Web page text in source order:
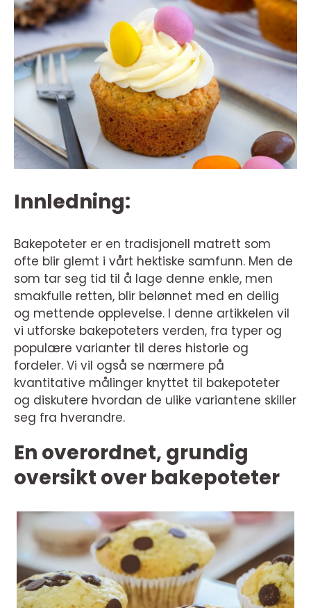
Innledning:
Bakepoteter er en tradisjonell matrett som
ofte blir glemt i vårt hektiske samfunn. Men de
som tar seg tid til å lage denne enkle, men
smakfulle retten, blir belønnet med en deilig
og mettende opplevelse. I denne artikkelen vil
vi utforske bakepoteters verden, fra typer og
populære varianter til deres historie og
fordeler. Vi vil også se nærmere på
kvantitative målinger knyttet til bakepoteter
og diskutere hvordan de ulike variantene skiller
seg fra hverandre.
En overordnet, grundig
oversikt over bakepoteter